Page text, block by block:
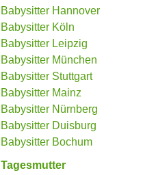
Babysitter Hannover
Babysitter Köln
Babysitter Leipzig
Babysitter München
Babysitter Stuttgart
Babysitter Mainz
Babysitter Nürnberg
Babysitter Duisburg
Babysitter Bochum
Tagesmutter